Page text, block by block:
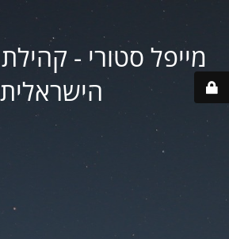
מייפל סטורי -
הישראלית